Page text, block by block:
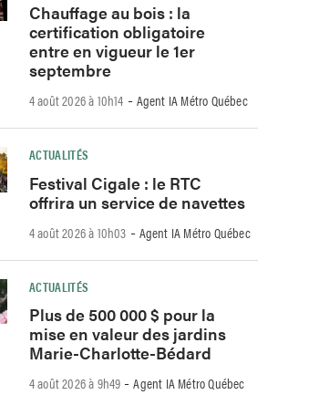
Chauffage au bois : la
certification obligatoire
entre en vigueur le 1er
septembre
4 août 2026 à 10h14 -Agent IA Métro Québec
ACTUALITÉS
Festival Cigale : le RTC
offrira un service de navettes
4 août 2026 à 10h03 -Agent IA Métro Québec
ACTUALITÉS
Plus de 500 000 $ pour la
mise en valeur des jardins
Marie-Charlotte-Bédard
4 août 2026 à 9h49 -Agent IA Métro Québec